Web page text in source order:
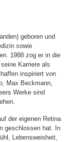
geboren und
sowie
1988 zog er in die
Karriere als
inspiriert von
Max Beckmann,
Werke sind
der eigenen Retina
geschlossen hat. In
Lebensweisheit,